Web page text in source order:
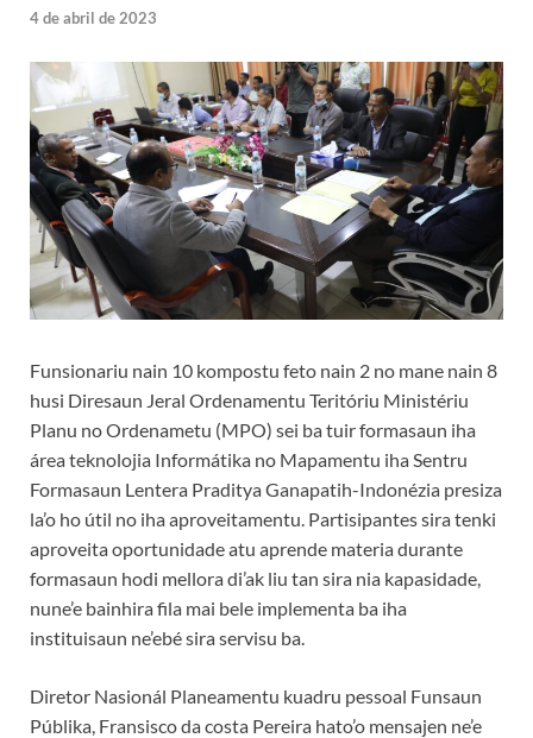
4 de abril de 2023
Funsionariu nain 10 kompostu feto nain 2 no mane nain 8
husi Diresaun Jeral Ordenamentu Teritóriu Ministériu
Planu no Ordenametu (MPO) sei ba tuir formasaun iha
área teknolojia Informátika no Mapamentu iha Sentru
Formasaun Lentera Praditya Ganapatih-Indonézia presiza
la’o ho útil no iha aproveitamentu. Partisipantes sira tenki
aproveita oportunidade atu aprende materia durante
formasaun hodi mellora di’ak liu tan sira nia kapasidade,
nune’e bainhira fila mai bele implementa ba iha
instituisaun ne’ebé sira servisu ba.
Diretor Nasionál Planeamentu kuadru pessoal Funsaun
Públika, Fransisco da costa Pereira hato’o mensajen ne’e